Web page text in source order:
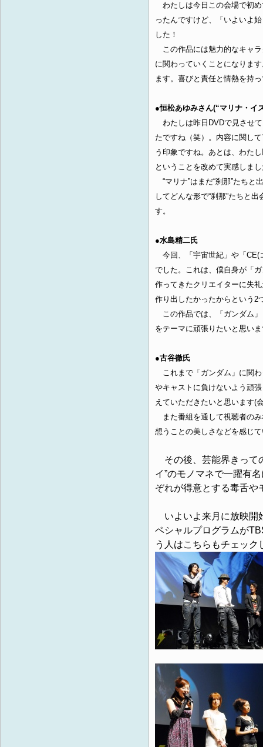
わたしは今日この会場で初
ったんですけど、「いよいよ
した！
この作品には魅力的なキャ
に関わっていくことになりま
ます。喜びと責任と情熱を持
●恒松あゆみさん(“マリナ・イ
わたしは昨日DVDで見させて
たですね（笑）。内容に関し
う印象ですね。あとは、わた
ということを改めて実感しま
“マリナ”はまだ“刹那”たちと
してどんな形で“刹那”たちと
す。
●水島精二氏
今回、「宇宙世紀」や「CE(
でした。これは、僕自身が「
作ってきたクリエイターに失
作り出したかったからという2
この作品では、「ガンダム
をテーマに頑張りたいと思い
●古谷徹氏
これまで「ガンダム」に関
やキャストに負けないよう頑
えていただきたいと思います(
また番組を通して視聴者の
想うことの美しさなどを感じ
その後、芸能界きって
イ”のモノマネで一躍有
ぞれが得意とする毒舌や
いよいよ来月に放映開
ペシャルプログラムが
う人はこちらもチェッ